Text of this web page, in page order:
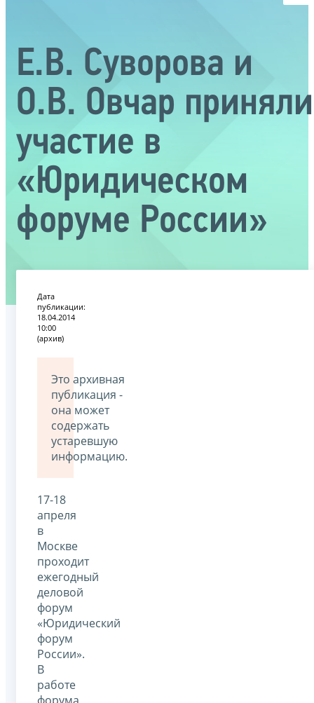
Е.В. Суворова и
О.В. Овчар приняли
участие в
«Юридическом
форуме России»
Дата
публикации:
18.04.2014
10:00
(архив)
Это архивная
публикация -
она может
содержать
устаревшую
информацию.
17-18
апреля
в
Москве
проходит
ежегодный
деловой
форум
«Юридический
форум
России».
В
работе
форума